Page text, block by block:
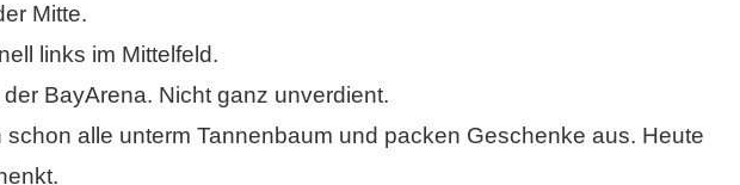
Mitte.
links im Mittelfeld.
der BayArena. Nicht ganz unverdient.
schon alle unterm Tannenbaum und packen Geschenke aus. Heute